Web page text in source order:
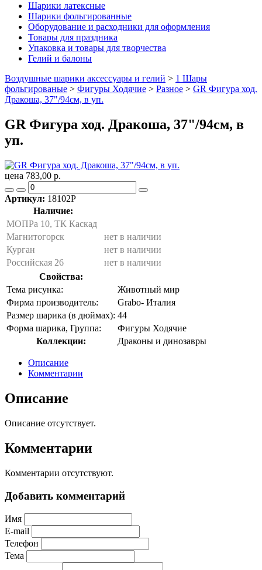
Шарики латексные
Шарики фольгированные
Оборудование и расходники для оформления
Товары для праздника
Упаковка и товары для творчества
Гелий и балоны
Воздушные шарики аксессуары и гелий > 1 Шары
фольгированые > Фигуры Ходячие > Разное > GR Фигура ход.
Дракоша, 37"/94см, в уп.
GR Фигура ход. Дракоша, 37"/94см, в
уп.
цена 783,00 р.
Артикул: 18102P
Наличие:
МОПРа 10, ТК Каскад
Магнитогорск
нет в наличии
Курган
нет в наличии
Российская 26
нет в наличии
Свойства:
Тема рисунка:
Животный мир
Фирма производитель:
Grabo- Италия
Размер шарика (в дюймах): 44
Форма шарика, Группа:
Фигуры Ходячие
Коллекции:
Драконы и динозавры
Описание
Комментарии
Описание
Описание отсутствует.
Комментарии
Комментарии отсутствуют.
Добавить комментарий
Имя
E-mail
Телефон
Тема